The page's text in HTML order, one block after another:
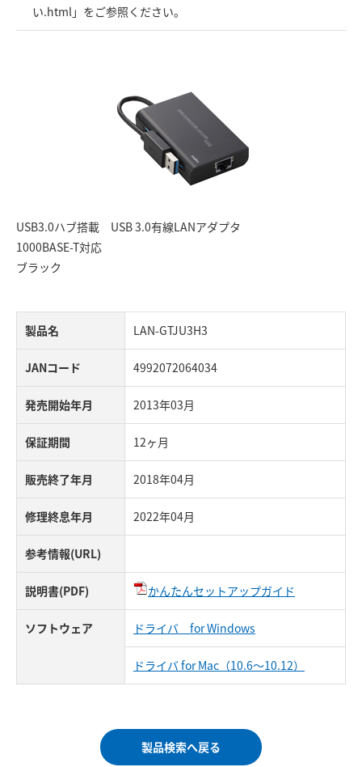
い.html」をご参照ください。
USB3.0ハブ搭載 USB 3.0有線LANアダプタ
1000BASE-T対応
ブラック
製品名 LAN-GTJU3H3
JANコード 4992072064034
発売開始年月 2013年03月
保証期間 12ヶ月
販売終了年月 2018年04月
修理終息年月 2022年04月
参考情報(URL)
説明書(PDF) かんたんセットアップガイド
ソフトウェア ドライバ for Windows
ドライバ for Mac（10.6～10.12）
製品検索へ戻る